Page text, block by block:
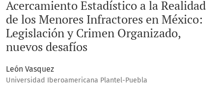
Acercamiento Estadístico a la Realidad
de los Menores Infractores en México:
Legislación y Crimen Organizado,
nuevos desafíos
León Vasquez
Universidad Iberoamericana Plantel-Puebla